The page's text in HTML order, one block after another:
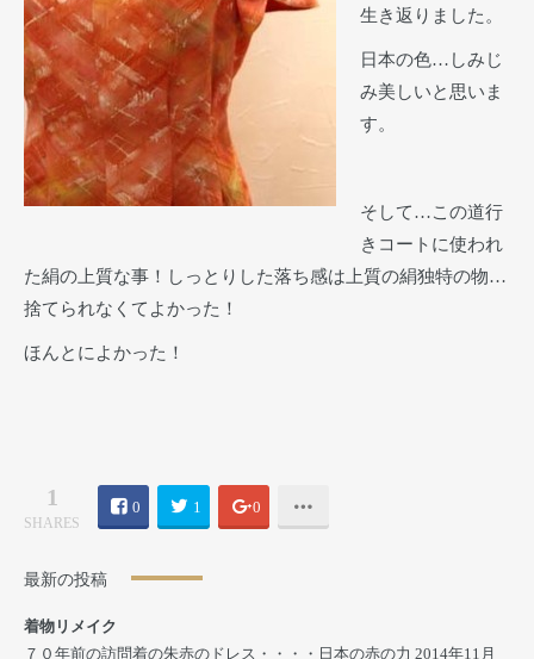
生き返りました。
日本の色…しみじ
み美しいと思いま
す。
そして…この道行
きコートに使われ
た絹の上質な事！しっとりした落ち感は上質の絹独特の物…
捨てられなくてよかった！
ほんとによかった！
1
SHARES
0 1 0
最新の投稿
着物リメイク
７０年前の訪問着の朱赤のドレス・・・・日本の赤の力 2014年11月